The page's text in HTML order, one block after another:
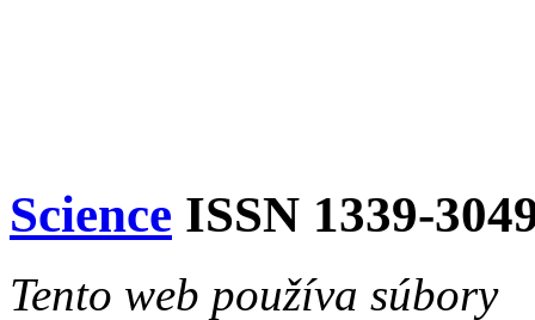
Science ISSN 1339-
Tento web používa súbory